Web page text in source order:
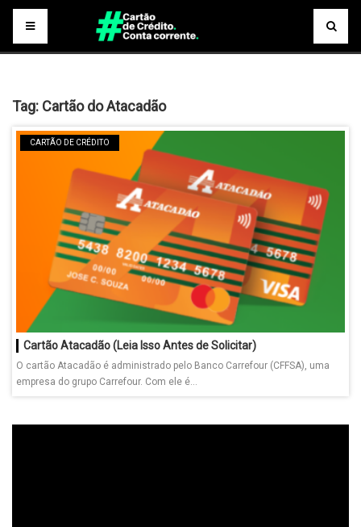
Tag: Cartão do Atacadão
CARTÃO DE CRÉDITO
Cartão Atacadão (Leia Isso Antes de Solicitar)
O cartão Atacadão é administrado pelo Banco Carrefour (CFFSA), uma
empresa do grupo Carrefour. Com ele é...